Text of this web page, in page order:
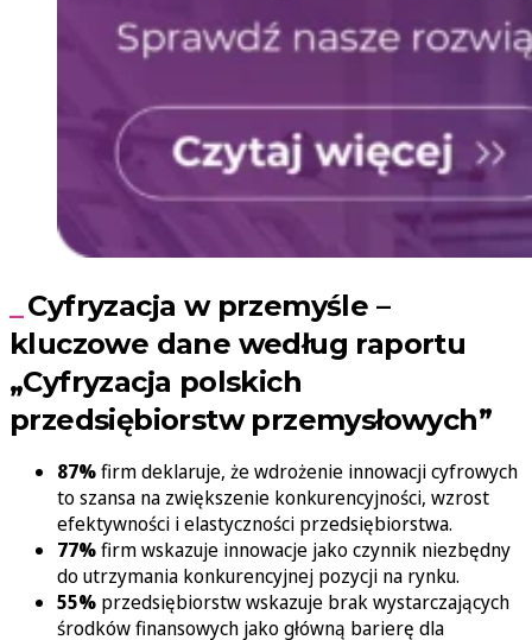
Cyfryzacja w przemyśle –
kluczowe dane według raportu
„Cyfryzacja polskich
przedsiębiorstw przemysłowych”
87%firm deklaruje, że wdrożenie innowacji cyfrowych
to szansa na zwiększenie konkurencyjności, wzrost
efektywności i elastyczności przedsiębiorstwa.
77%firm wskazuje innowacje jako czynnik niezbędny
do utrzymania konkurencyjnej pozycji na rynku.
55% przedsiębiorstw wskazuje brak wystarczających
środków finansowych jako główną barierę dla